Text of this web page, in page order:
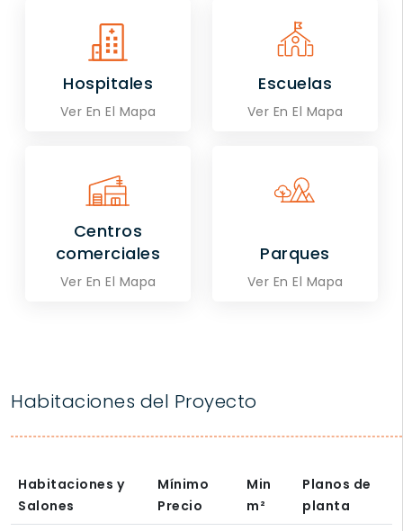
Hospitales
Ver En El Mapa
Escuelas
Ver En El Mapa
Centros
comerciales
Ver En El Mapa
Parques
Ver En El Mapa
Habitaciones del Proyecto
Habitaciones y
Salones
Mínimo
Precio
Min
m²
Planos de
planta